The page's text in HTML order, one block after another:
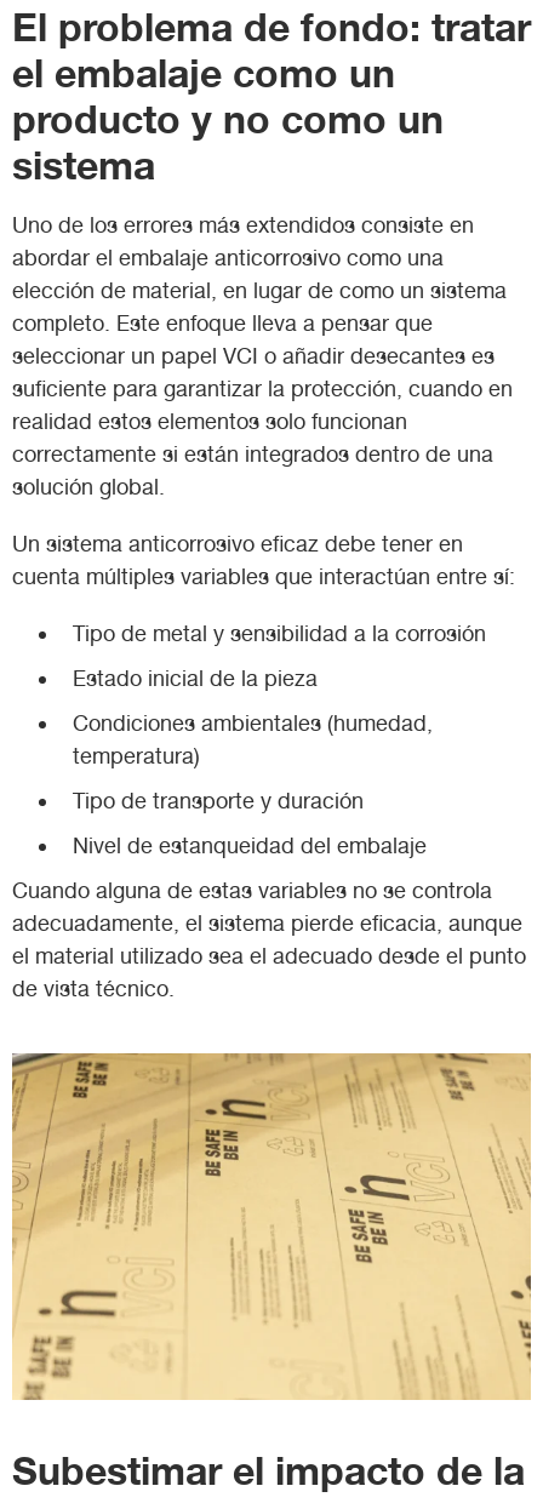
El problema de fondo: tratar
el embalaje como un
producto y no como un
sistema
Uno de los errores más extendidos consiste en
abordar el embalaje anticorrosivo como una
elección de material, en lugar de como un sistema
completo. Este enfoque lleva a pensar que
seleccionar un papel VCI o añadir desecantes es
suficiente para garantizar la protección, cuando en
realidad estos elementos solo funcionan
correctamente si están integrados dentro de una
solución global.
Un sistema anticorrosivo eficaz debe tener en
cuenta múltiples variables que interactúan entre sí:
Tipo de metal y sensibilidad a la corrosión
Estado inicial de la pieza
Condiciones ambientales (humedad,
temperatura)
Tipo de transporte y duración
Nivel de estanqueidad del embalaje
Cuando alguna de estas variables no se controla
adecuadamente, el sistema pierde eficacia, aunque
el material utilizado sea el adecuado desde el punto
de vista técnico.
Subestimar el impacto de la